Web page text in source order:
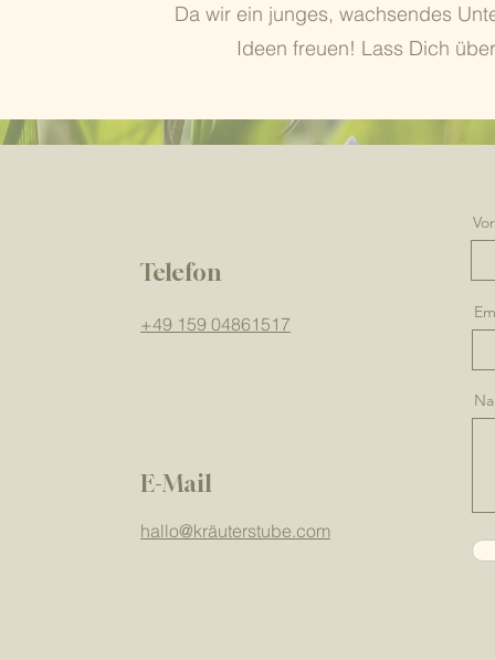
Da wir ein junges, wachsendes
Ideen freuen! Lass Dich
Telefon
+49 159 04861517
E-Mail
hallo@kräuterstube.com